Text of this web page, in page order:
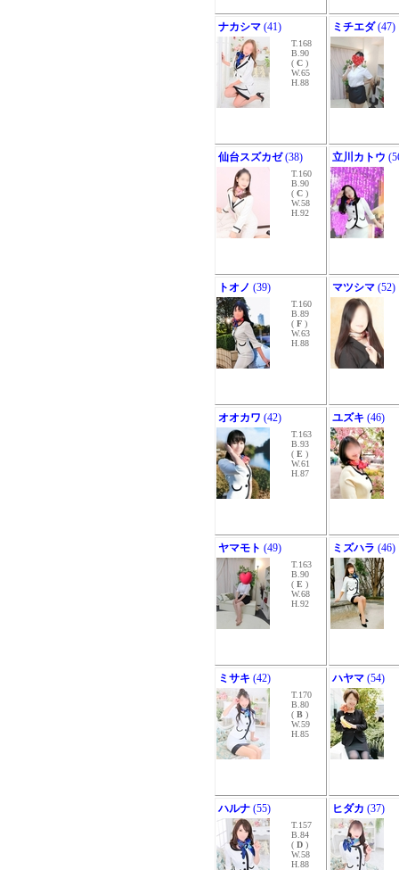
ナカシマ (41)
T.168
B.90
( C )
W.65
H.88
ミチエダ(47)
仙台スズカゼ(38)
T.160
B.90
( C )
W.58
H.92
立川カトウ
トオノ (39)
T.160
B.89
( F )
W.63
H.88
マツシマ (52)
オオカワ (42)
T.163
B.93
( E )
W.61
H.87
ユズキ (46)
ヤマモト (49)
T.163
B.90
( E )
W.68
H.92
ミズハラ (46)
ミサキ (42)
T.170
B.80
( B )
W.59
H.85
ハヤマ (54)
ハルナ (55)
T.157
B.84
( D )
W.58
H.88
ヒダカ (37)